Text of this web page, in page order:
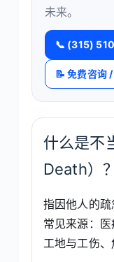
未来。
📞 (315)
📝 免费咨询
什么是不
Death）？
指因他人的疏
常见来源：医
工地与工伤、